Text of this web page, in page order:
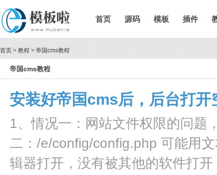
首页 源码 模板 插件
首页 > 教程 > 帝国cms教程
帝国cms教程
安装好帝国cms后，后台打开
​​1、情况一：网站文件权限的问题
二：/e/config/config.php 可能用
辑器打开，没有被其他的软件打